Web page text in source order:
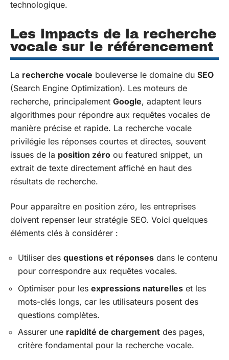
technologique.
Les impacts de la recherche
vocale sur le référencement
La recherche vocale bouleverse le domaine du SEO
(Search Engine Optimization). Les moteurs de
recherche, principalement Google, adaptent leurs
algorithmes pour répondre aux requêtes vocales de
manière précise et rapide. La recherche vocale
privilégie les réponses courtes et directes, souvent
issues de la position zéro ou featured snippet, un
extrait de texte directement affiché en haut des
résultats de recherche.
Pour apparaître en position zéro, les entreprises
doivent repenser leur stratégie SEO. Voici quelques
éléments clés à considérer :
Utiliser des questions et réponses dans le contenu
pour correspondre aux requêtes vocales.
Optimiser pour les expressions naturelles et les
mots-clés longs, car les utilisateurs posent des
questions complètes.
Assurer une rapidité de chargement des pages,
critère fondamental pour la recherche vocale.